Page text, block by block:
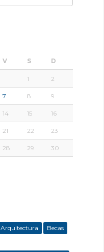
V S D
1 2
7 8 9
14 15 16
21 22 23
28 29 30
Arquitectura
Becas